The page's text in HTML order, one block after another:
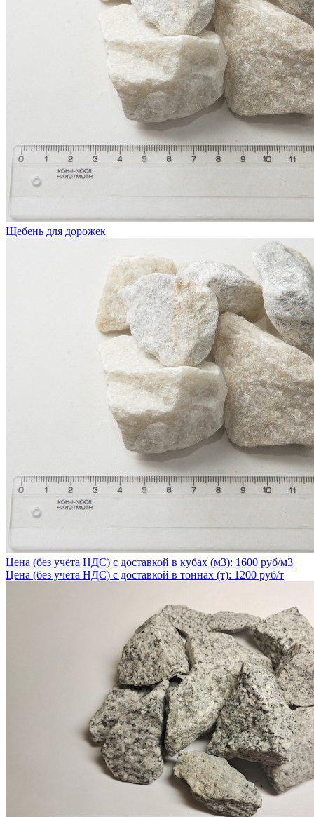
Щебень для дорожек
Цена (без учёта НДС) с доставкой в кубах (м3): 1600 руб/м3
Цена (без учёта НДС) с доставкой в тоннах (т): 1200 руб/т